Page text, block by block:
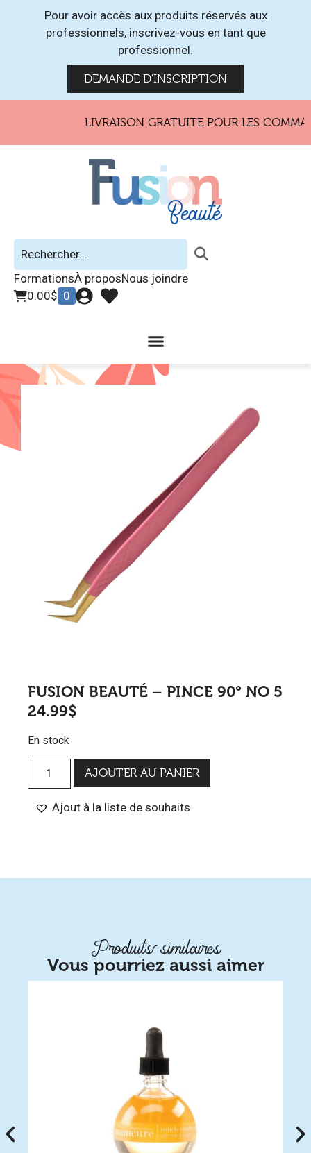
Pour avoir accès aux produits réservés aux
professionnels, inscrivez-vous en tant que
professionnel.
DEMANDE D'INSCRIPTION
LIVRAISON GRATUITE POUR LES
FormationsÀ proposNous joindre
0.00$ 0
FUSION BEAUTÉ – PINCE 90° NO 5
24.99$
En stock
AJOUTER AU PANIER
Ajout à la liste de souhaits
Produits similaires
Vous pourriez aussi aimer